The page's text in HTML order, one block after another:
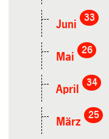
Juni
33
Mai
26
April
34
März
25